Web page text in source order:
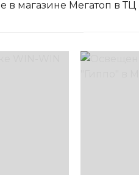
в магазине Мегатоп в ТЦ